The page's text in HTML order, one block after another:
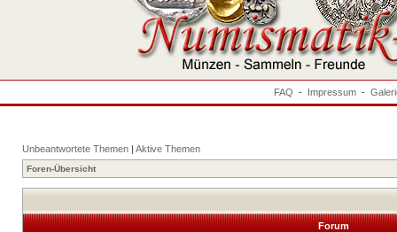
FAQ - Impressum -
Unbeantwortete Themen | Aktive Themen
Foren-Übersicht
Forum